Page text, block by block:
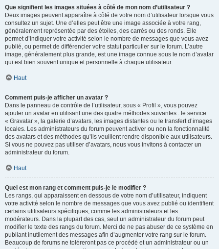
Que signifient les images situées à côté de mon nom d’utilisateur ?
Deux images peuvent apparaître à côté de votre nom d’utilisateur lorsque vous
consultez un sujet. Une d’elles peut être une image associée à votre rang,
généralement représentée par des étoiles, des carrés ou des ronds. Elle
permet d’indiquer votre activité selon le nombre de messages que vous avez
publié, ou permet de différencier votre statut particulier sur le forum. L’autre
image, généralement plus grande, est une image connue sous le nom d’avatar
qui est bien souvent unique et personnelle à chaque utilisateur.
Haut
Comment puis-je afficher un avatar ?
Dans le panneau de contrôle de l’utilisateur, sous « Profil », vous pouvez
ajouter un avatar en utilisant une des quatre méthodes suivantes : le service
« Gravatar », la galerie d’avatars, les images distantes ou le transfert d’images
locales. Les administrateurs du forum peuvent activer ou non la fonctionnalité
des avatars et des méthodes qu’ils veuillent rendre disponible aux utilisateurs.
Si vous ne pouvez pas utiliser d’avatars, nous vous invitons à contacter un
administrateur du forum.
Haut
Quel est mon rang et comment puis-je le modifier ?
Les rangs, qui apparaissent en dessous de votre nom d’utilisateur, indiquent
votre activité selon le nombre de messages que vous avez publié ou identifient
certains utilisateurs spécifiques, comme les administrateurs et les
modérateurs. Dans la plupart des cas, seul un administrateur du forum peut
modifier le texte des rangs du forum. Merci de ne pas abuser de ce système en
publiant inutilement des messages afin d’augmenter votre rang sur le forum.
Beaucoup de forums ne toléreront pas ce procédé et un administrateur ou un